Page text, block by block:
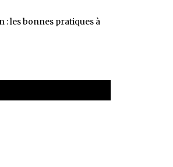
: les bonnes pratiques à